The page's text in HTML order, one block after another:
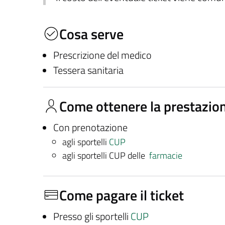
Cosa serve
Prescrizione del medico
Tessera sanitaria
Come ottenere la
Con prenotazione
agli sportelli CUP
agli sportelli CUP delle farmacie
Come pagare il ticket
Presso gli sportelli CUP